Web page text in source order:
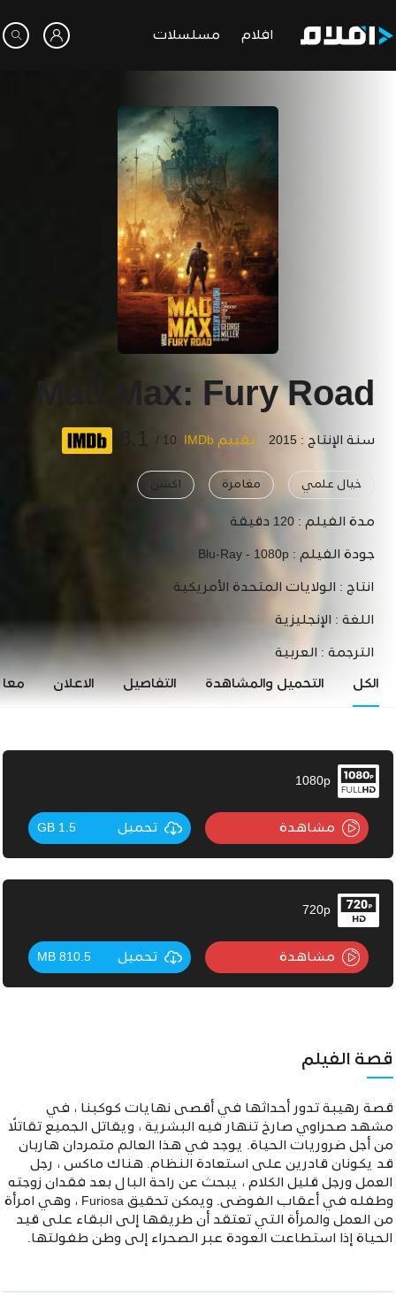
افلام مسلسلات
Mad Max: Fury Road
سنة الإنتاج : 2015 تقييم IMDb 10 /
8.1
خيال علمي مغامرة اكشن
مدة الفيلم : 120 دقيقة
جودة الفيلم : Blu-Ray - 1080p
انتاج : الولايات المتحدة الأمريكية
اللغة : الإنجليزية
الترجمة : العربية
الكل التحميل والمشاهدة التفاصيل الاعلان
1080p
مشاهدة تحميل 1.5 GB
720p
مشاهدة تحميل 810.5 MB
قصة الفيلم
قصة رهيبة تدور أحداثها في أقصى نهايات كوكبنا ، في
مشهد صحراوي صارخ تنهار فيه البشرية ، ويقاتل الجميع تقاتلًا
من أجل ضروريات الحياة. يوجد في هذا العالم متمردان هاربان
قد يكونان قادرين على استعادة النظام. هناك ماكس ، رجل
العمل ورجل قليل الكلام ، يبحث عن راحة البال بعد فقدان زوجته
وطفله في أعقاب الفوضى. ويمكن تحقيق Furiosa ، وهي امرأة
من العمل والمرأة التي تعتقد أن طريقها إلى البقاء على قيد
الحياة إذا استطاعت العودة عبر الصحراء إلى وطن طفولتها.